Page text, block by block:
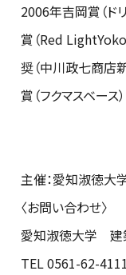
2006年吉岡賞（ド
賞（Red
奨（中川政七商店
賞（フクマスベース
主催：愛知淑徳大
〈お問い合わせ〉
愛知淑徳大学
TEL 0561-62-